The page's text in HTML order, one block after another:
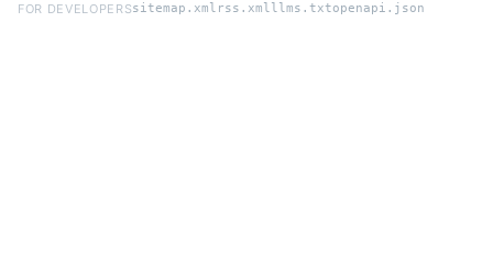
FOR DEVELOPERSsitemap.xml rss.xmlllms.txtopenapi.json